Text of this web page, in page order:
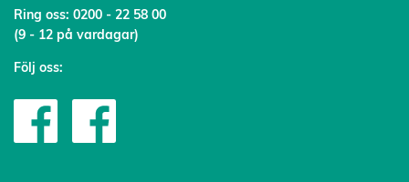
Ring oss: 0200 - 22 58 00
(9 - 12 på vardagar)
Följ oss: